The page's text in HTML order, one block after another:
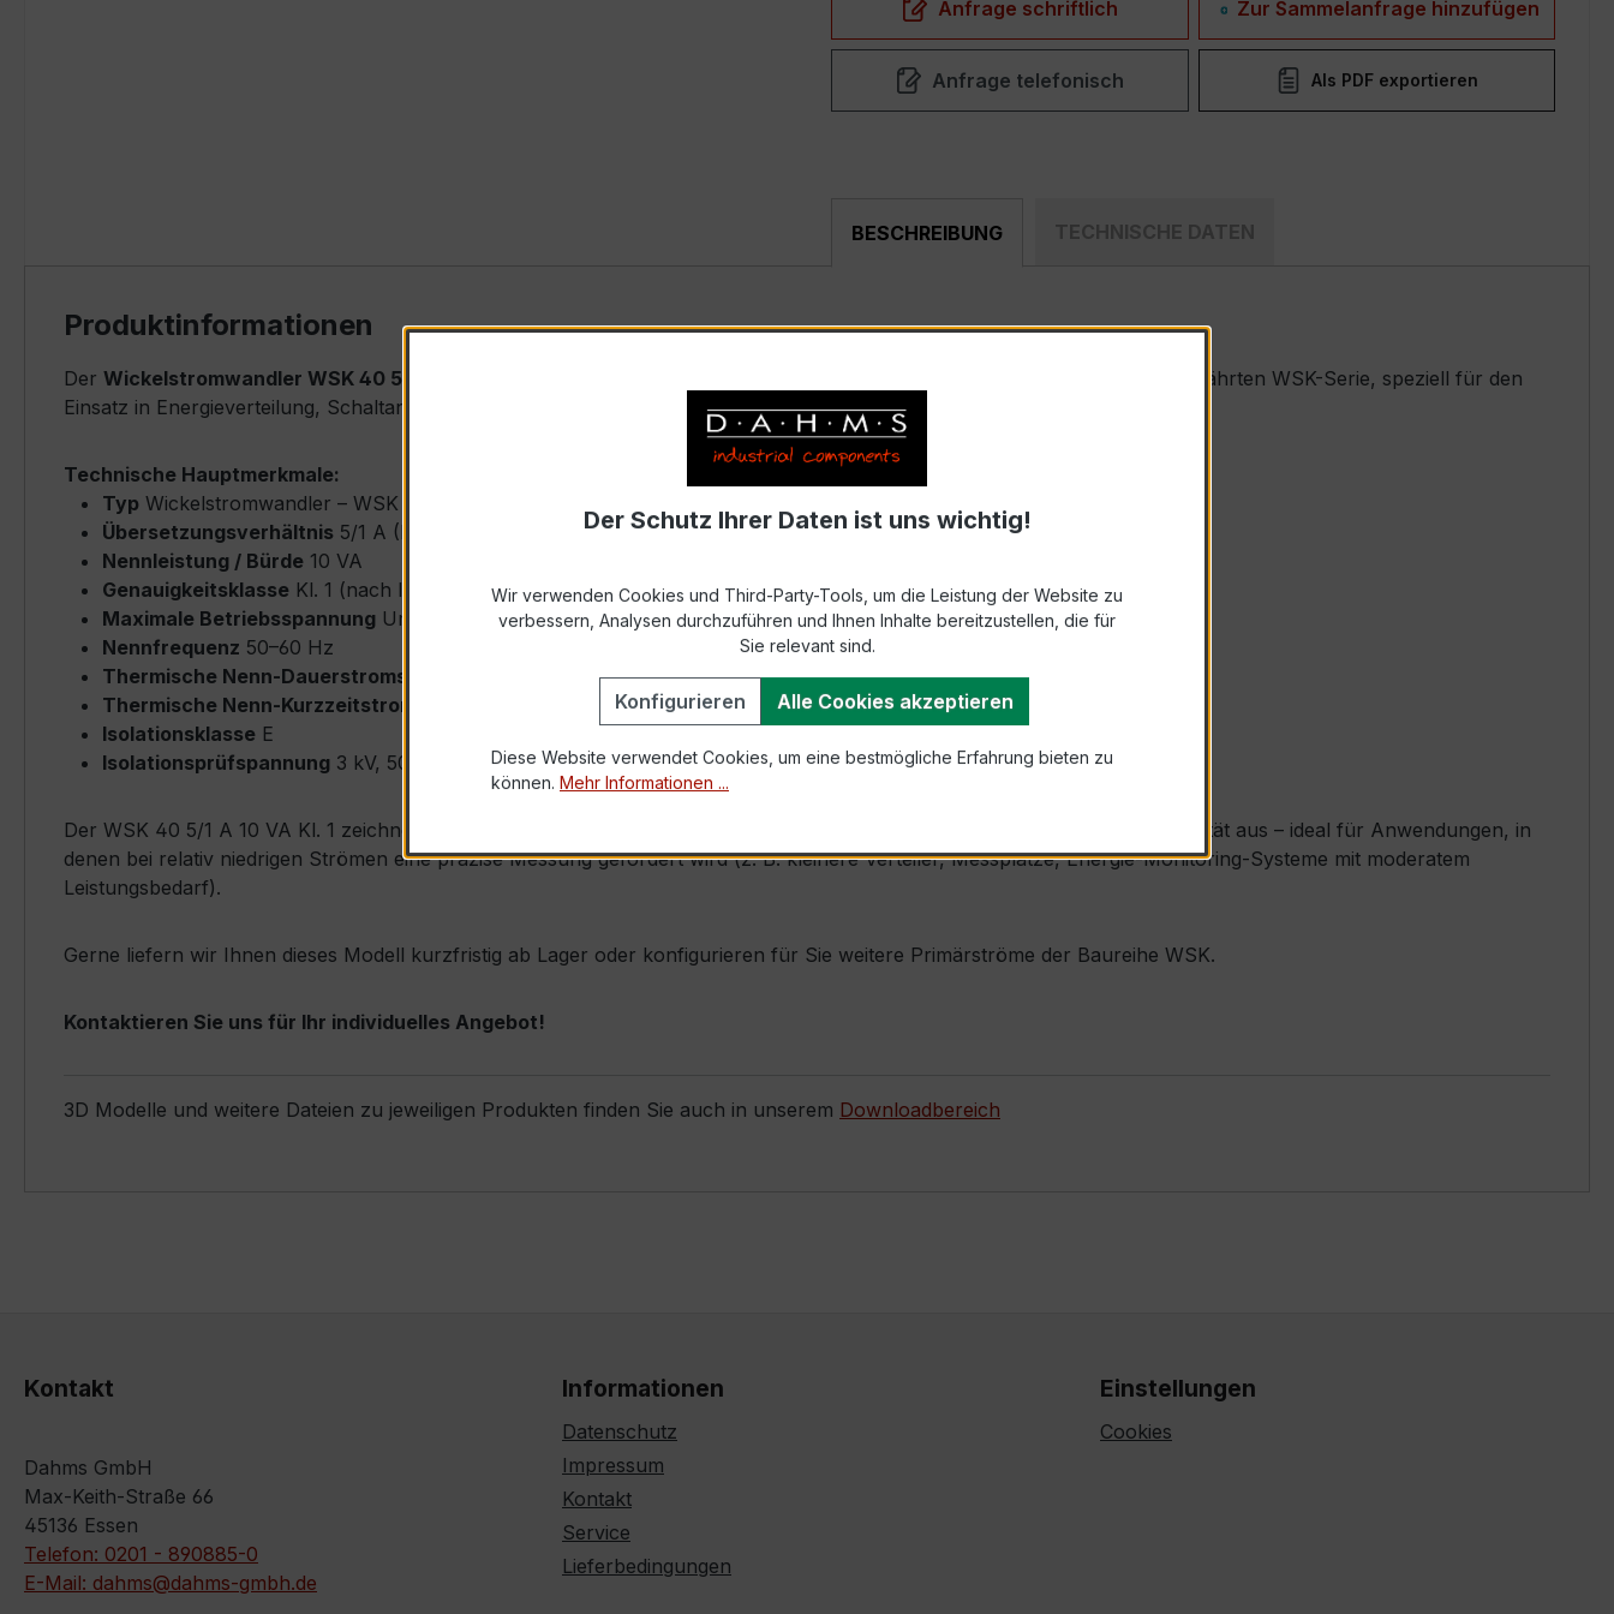
Anfrage schriftlich Zur Sammelanfrage hinzufügen
Anfrage telefonisch Als PDF exportieren
BESCHREIBUNG TECHNISCHE DATEN
Produktinformationen
Der Wickelstromwandler WSK 40 5/1 A 10 VA Kl. 1
ist ein kompakter, hochpräziser Niederspannungs-Messwandler der bewährten WSK-Serie, speziell für den
Einsatz in Energieverteilung, Schaltanlagen, Zählerfeldern und industriellen Mess- und Überwachungssystemen entwickelt.
Technische Hauptmerkmale:
Typ Wickelstromwandler – WSK 40
Übersetzungsverhältnis 5/1 A (Primärnennstrom 5 A, Sekundärnennstrom 1 A)
Nennleistung / Bürde 10 VA
Genauigkeitsklasse Kl. 1 (nach IEC/EN 61869-2 bzw. DIN EN 61869-2)
Maximale Betriebsspannung Um ≤ 0,72 kV
Nennfrequenz 50–60 Hz
Thermische Nenn-Dauerstromstärke
Icth = 1,0 × Ipr (Dauerstrom 1 × Primärnennstrom)
Thermische Nenn-Kurzzeitstromstärke
Ith = 60 × Ipr, 1 s
Isolationsklasse E
Isolationsprüfspannung 3 kV, 50 Hz, 1 min
Der WSK 40 5/1 A 10 VA Kl. 1 zeichnet sich durch seine sehr kompakte Bauform, hohe Zuverlässigkeit und exzellente Linearität aus – ideal für Anwendungen, in
denen bei relativ niedrigen Strömen eine präzise Messung gefordert wird (z. B. kleinere Verteiler, Messplätze, Energie-Monitoring-Systeme mit moderatem
Leistungsbedarf).
Gerne liefern wir Ihnen dieses Modell kurzfristig ab Lager oder konfigurieren für Sie weitere Primärströme der Baureihe WSK.
Kontaktieren Sie uns für Ihr individuelles Angebot!
3D Modelle und weitere Dateien zu jeweiligen Produkten finden Sie auch in unserem Downloadbereich
Kontakt
Dahms GmbH
Max-Keith-Straße 66
45136 Essen
Telefon: 0201 - 890885-0
E-Mail: dahms@dahms-gmbh.de
Informationen
Datenschutz
Impressum
Kontakt
Service
Lieferbedingungen
Einstellungen
Cookies
Der Schutz Ihrer Daten ist uns wichtig!
Wir verwenden Cookies und Third-Party-Tools, um die Leistung der Website zu
verbessern, Analysen durchzuführen und Ihnen Inhalte bereitzustellen, die für
Sie relevant sind.
Konfigurieren Alle Cookies akzeptieren
Diese Website verwendet Cookies, um eine bestmögliche Erfahrung bieten zu
können. Mehr Informationen ...